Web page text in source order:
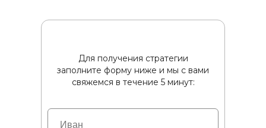
Для получения стратегии
заполните форму ниже и мы с вами
свяжемся в течение 5 минут: